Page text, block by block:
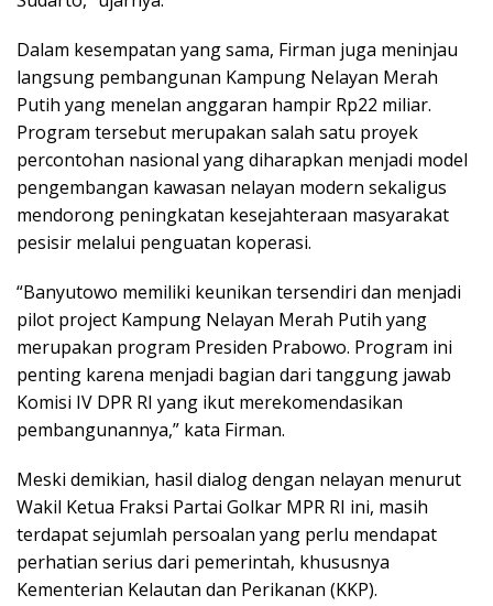
Dalam kesempatan yang sama, Firman juga meninjau
langsung pembangunan Kampung Nelayan Merah
Putih yang menelan anggaran hampir Rp22 miliar.
Program tersebut merupakan salah satu proyek
percontohan nasional yang diharapkan menjadi model
pengembangan kawasan nelayan modern sekaligus
mendorong peningkatan kesejahteraan masyarakat
pesisir melalui penguatan koperasi.
“Banyutowo memiliki keunikan tersendiri dan menjadi
pilot project Kampung Nelayan Merah Putih yang
merupakan program Presiden Prabowo. Program ini
penting karena menjadi bagian dari tanggung jawab
Komisi IV DPR RI yang ikut merekomendasikan
pembangunannya,” kata Firman.
Meski demikian, hasil dialog dengan nelayan menurut
Wakil Ketua Fraksi Partai Golkar MPR RI ini, masih
terdapat sejumlah persoalan yang perlu mendapat
perhatian serius dari pemerintah, khususnya
Kementerian Kelautan dan Perikanan (KKP).